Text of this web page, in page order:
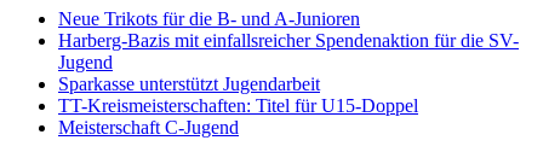
Neue Trikots für die B- und A-Junioren
Harberg-Bazis mit einfallsreicher Spendenaktion für die SV-
Jugend
Sparkasse unterstützt Jugendarbeit
TT-Kreismeisterschaften: Titel für U15-Doppel
Meisterschaft C-Jugend